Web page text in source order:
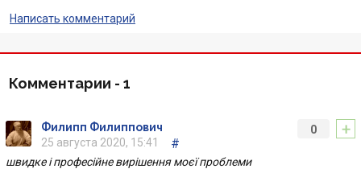
Написать комментарий
Комментарии - 1
+
0
Филипп Филиппович
25 августа 2020, 15:41
#
швидке і професійне вирішення моєї проблеми